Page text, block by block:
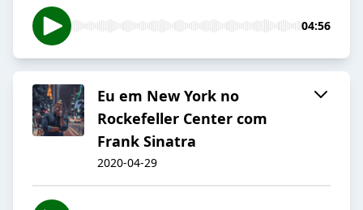
04:56
Eu em New York no
Rockefeller Center com
Frank Sinatra
2020-04-29